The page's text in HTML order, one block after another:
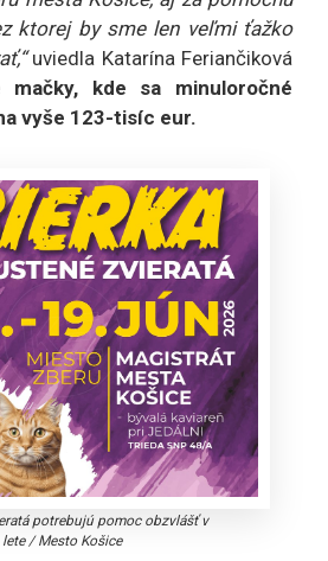
ktorej by sme len veľmi ťažko
uviedla Katarína Feriančiková
kde sa minuloročné
vyše 123-tisíc eur.
potrebujú pomoc obzvlášť v
lete/Mesto Košice